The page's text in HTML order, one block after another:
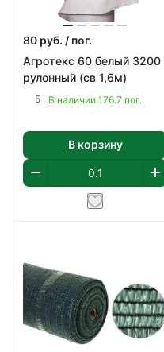
80 руб. / пог.
Агротекс 60 белый 3200
рулонный (св 1,6м)
5 В наличии 176.7 пог..
В корзину